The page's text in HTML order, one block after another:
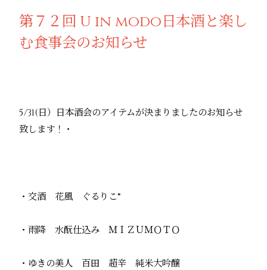
第７２回 U in modo日本酒と楽し
む食事会のお知らせ
5/31(日） 日本酒会のアイテムが決まりましたのお知らせ
致します！・
・交酒 花風 ぐるりこ®
・雨降 水酛仕込み ＭＩＺＵＭＯＴＯ
・ゆきの美人 百田 超辛 純米大吟醸